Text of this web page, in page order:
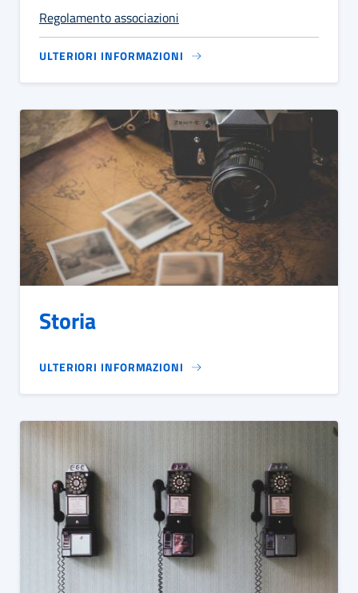
Regolamento associazioni
ULTERIORI INFORMAZIONI
Storia
ULTERIORI INFORMAZIONI